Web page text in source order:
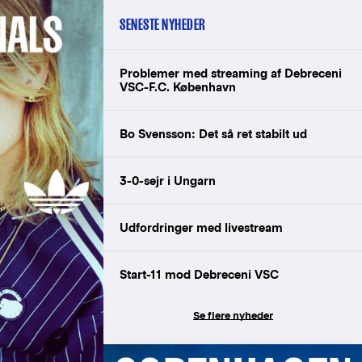
SENESTE NYHEDER
Problemer med streaming af Debreceni
VSC-F.C. København
Bo Svensson: Det så ret stabilt ud
3-0-sejr i Ungarn
Udfordringer med livestream
Start-11 mod Debreceni VSC
Se flere nyheder